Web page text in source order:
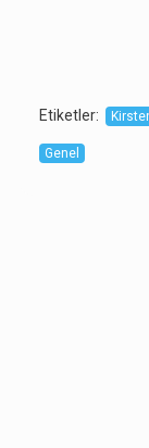
Etiketler:
Genel